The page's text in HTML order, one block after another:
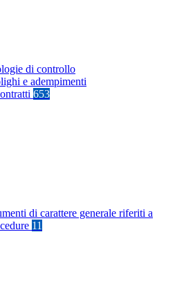
di controllo
e adempimenti
653
di carattere generale riferiti a
11